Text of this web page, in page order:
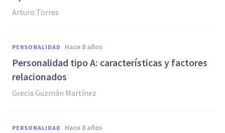
Arturo Torres
PERSONALIDAD hace 8 años
Personalidad tipo A: características y factores
relacionados
Grecia Guzmán Martínez
PERSONALIDAD hace 8 años